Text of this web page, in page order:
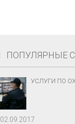
ПОПУЛЯРНЫЕ
УСЛУГИ ПО
02.09.2017